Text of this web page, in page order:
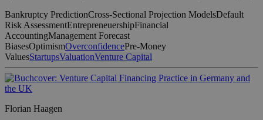
Bankruptcy PredictionCross-Sectional Projection ModelsDefault
Risk AssessmentEntrepreneuershipFinancial
AccountingManagement Forecast
BiasesOptimismOverconfidencePre-Money
ValuesStartupsValuationVenture Capital
Florian Haagen